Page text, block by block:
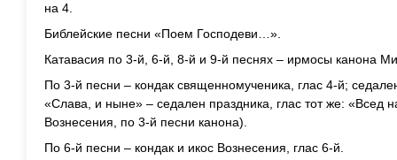
на 4.
Библейские песни «Поем Господеви…».
Катавасия по 3-й, 6-й, 8-й и 9-й песнях – ирмосы канона
По 3-й песни – кондак священномученика, глас 4-й;
«Слава, и ныне» – седален праздника, глас тот же: «Всед
Вознесения, по 3-й песни канона).
По 6-й песни – кондак и икос Вознесения, глас 6-й.